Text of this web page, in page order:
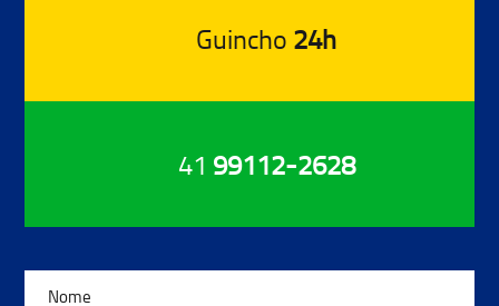
Guincho 24h
41 99112-2628